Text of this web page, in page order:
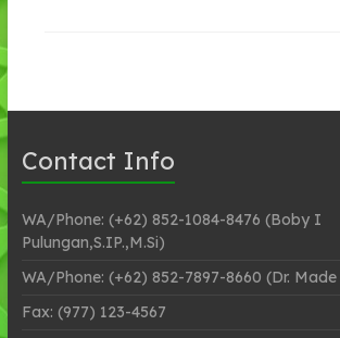
Contact Info
WA/Phone: (+62) 852-1084-8476 (Boby I
Pulungan,S.IP.,M.Si)
WA/Phone: (+62) 852-7897-8660 (Dr. Made
Fax: (977) 123-4567